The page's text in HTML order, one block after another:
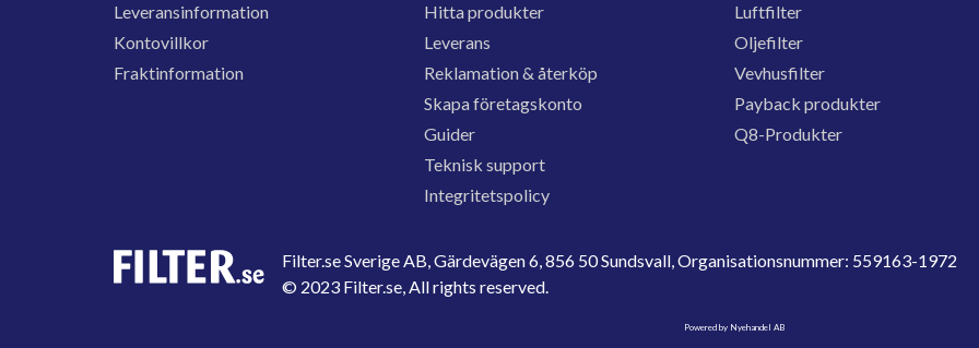
Leveransinformation
Kontovillkor
Fraktinformation
Hitta produkter
Leverans
Reklamation & återköp
Skapa företagskonto
Guider
Teknisk support
Integritetspolicy
Luftfilter
Oljefilter
Vevhusfilter
Payback produkter
Q8-Produkter
Filter.se Sverige AB, Gärdevägen 6, 856 50 Sundsvall, Organisationsnummer: 559163-1972
© 2023 Filter.se, All rights reserved.
Powered by Nyehandel AB